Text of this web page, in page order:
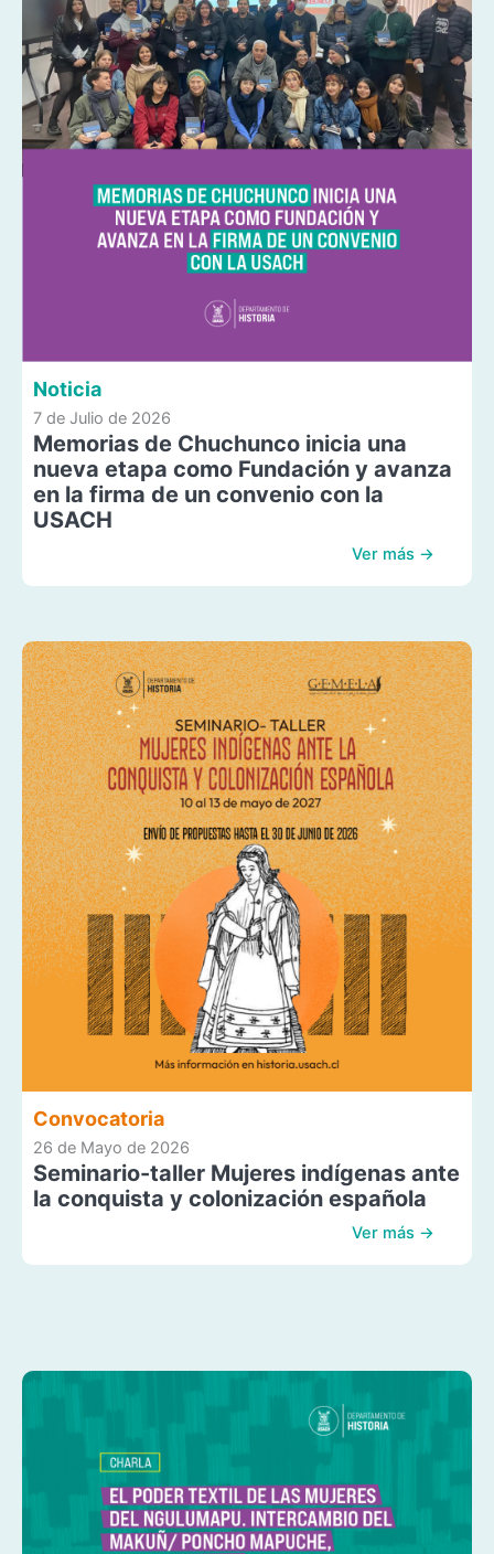
Noticia
7 de Julio de 2026
Memorias de Chuchunco inicia una
nueva etapa como Fundación y avanza
en la firma de un convenio con la
USACH
Ver más →
Convocatoria
26 de Mayo de 2026
Seminario-taller Mujeres indígenas ante
la conquista y colonización española
Ver más →